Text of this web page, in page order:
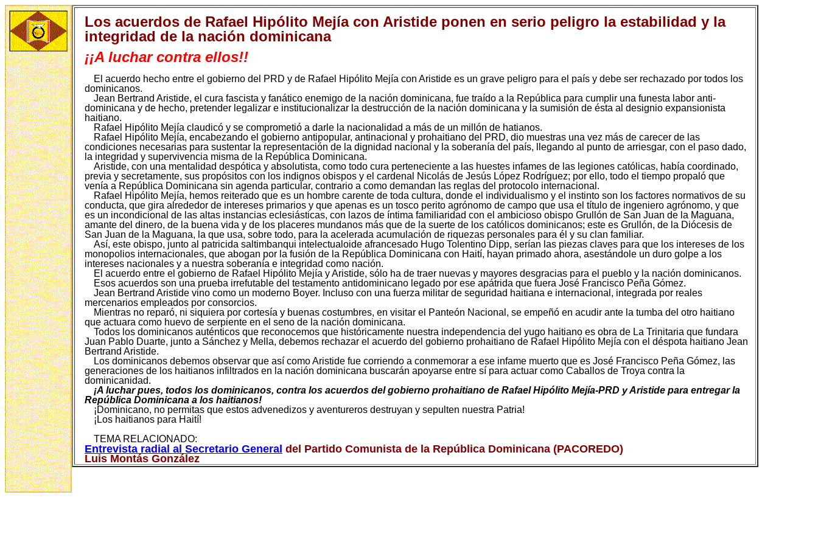
Los acuerdos de Rafael Hipólito Mejía con Aristide ponen en serio peligro la estabilidad y la
integridad de la nación dominicana
¡¡A luchar contra ellos!!
El acuerdo hecho entre el gobierno del PRD y de Rafael Hipólito Mejía con Aristide es un grave peligro para el país y debe ser rechazado por todos los
dominicanos.
Jean Bertrand Aristide, el cura fascista y fanático enemigo de la nación dominicana, fue traído a la República para cumplir una funesta labor anti-
dominicana y de hecho, pretender legalizar e institucionalizar la destrucción de la nación dominicana y la sumisión de ésta al designio expansionista
haitiano.
Rafael Hipólito Mejía claudicó y se comprometió a darle la nacionalidad a más de un millón de hatianos.
Rafael Hipólito Mejía, encabezando el gobierno antipopular, antinacional y prohaitiano del PRD, dio muestras una vez más de carecer de las
condiciones necesarias para sustentar la representación de la dignidad nacional y la soberanía del país, llegando al punto de arriesgar, con el paso dado,
la integridad y supervivencia misma de la República Dominicana.
Aristide, con una mentalidad despótica y absolutista, como todo cura perteneciente a las huestes infames de las legiones católicas, había coordinado,
previa y secretamente, sus propósitos con los indignos obispos y el cardenal Nicolás de Jesús López Rodríguez; por ello, todo el tiempo propaló que
venía a República Dominicana sin agenda particular, contrario a como demandan las reglas del protocolo internacional.
Rafael Hipólito Mejía, hemos reiterado que es un hombre carente de toda cultura, donde el individualismo y el instinto son los factores normativos de su
conducta, que gira alrededor de intereses primarios y que apenas es un tosco perito agrónomo de campo que usa el título de ingeniero agrónomo, y que
es un incondicional de las altas instancias eclesiásticas, con lazos de íntima familiaridad con el ambicioso obispo Grullón de San Juan de la Maguana,
amante del dinero, de la buena vida y de los placeres mundanos más que de la suerte de los católicos dominicanos; este es Grullón, de la Diócesis de
San Juan de la Maguana, la que usa, sobre todo, para la acelerada acumulación de riquezas personales para él y su clan familiar.
Así, este obispo, junto al patricida saltimbanqui intelectualoide afrancesado Hugo Tolentino Dipp, serían las piezas claves para que los intereses de los
monopolios internacionales, que abogan por la fusión de la República Dominicana con Haití, hayan primado ahora, asestándole un duro golpe a los
intereses nacionales y a nuestra soberanía e integridad como nación.
El acuerdo entre el gobierno de Rafael Hipólito Mejía y Aristide, sólo ha de traer nuevas y mayores desgracias para el pueblo y la nación dominicanos.
Esos acuerdos son una prueba irrefutable del testamento antidominicano legado por ese apátrida que fuera José Francisco Peña Gómez.
Jean Bertrand Aristide vino como un moderno Boyer. Incluso con una fuerza militar de seguridad haitiana e internacional, integrada por reales
mercenarios empleados por consorcios.
Mientras no reparó, ni siquiera por cortesía y buenas costumbres, en visitar el Panteón Nacional, se empeñó en acudir ante la tumba del otro haitiano
que actuara como huevo de serpiente en el seno de la nación dominicana.
Todos los dominicanos auténticos que reconocemos que históricamente nuestra independencia del yugo haitiano es obra de La Trinitaria que fundara
Juan Pablo Duarte, junto a Sánchez y Mella, debemos rechazar el acuerdo del gobierno prohaitiano de Rafael Hipólito Mejía con el déspota haitiano Jean
Bertrand Aristide.
Los dominicanos debemos observar que así como Aristide fue corriendo a conmemorar a ese infame muerto que es José Francisco Peña Gómez, las
generaciones de los haitianos infiltrados en la nación dominicana buscarán apoyarse entre sí para actuar como Caballos de Troya contra la
dominicanidad.
¡A luchar pues, todos los dominicanos, contra los acuerdos del gobierno prohaitiano de Rafael Hipólito Mejía-PRD y Aristide para entregar la
República Dominicana a los haitianos!
¡Dominicano, no permitas que estos advenedizos y aventureros destruyan y sepulten nuestra Patria!
¡Los haitianos para Haití!
TEMA RELACIONADO:
Entrevista radial al Secretario General del Partido Comunista de la República Dominicana (PACOREDO)
Luis Montás González